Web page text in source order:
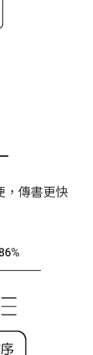
，傳書更快